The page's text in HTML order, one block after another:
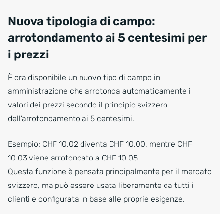
Nuova tipologia di campo:
arrotondamento ai 5 centesimi per
i prezzi
È ora disponibile un nuovo tipo di campo in
amministrazione che arrotonda automaticamente i
valori dei prezzi secondo il principio svizzero
dell’arrotondamento ai 5 centesimi.
Esempio: CHF 10.02 diventa CHF 10.00, mentre CHF
10.03 viene arrotondato a CHF 10.05.
Questa funzione è pensata principalmente per il mercato
svizzero, ma può essere usata liberamente da tutti i
clienti e configurata in base alle proprie esigenze.